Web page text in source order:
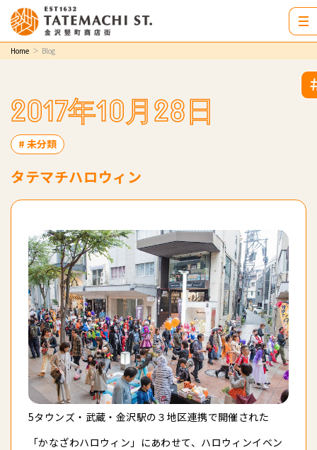
Home Blog
2017年10月28日
# 未分類
タテマチハロウィン
5タウンズ・武蔵・金沢駅の３地区連携で開催された
「かなざわハロウィン」にあわせて、ハロウィンイベン